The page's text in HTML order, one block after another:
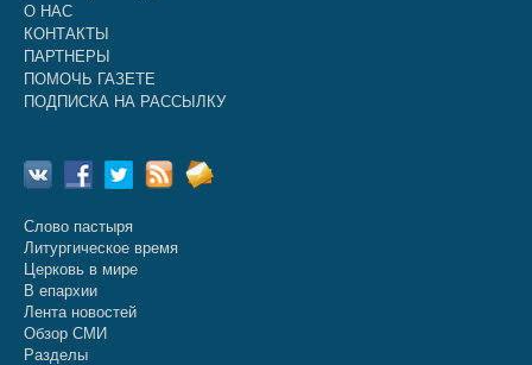
О НАС
КОНТАКТЫ
ПАРТНЕРЫ
ПОМОЧЬ ГАЗЕТЕ
ПОДПИСКА НА РАССЫЛКУ
Слово пастыря
Литургическое время
Церковь в мире
В епархии
Лента новостей
Обзор СМИ
Разделы